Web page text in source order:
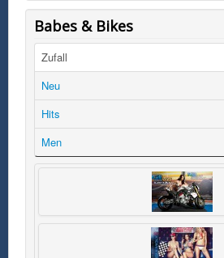
Babes & Bikes
Zufall
Neu
Hits
Men